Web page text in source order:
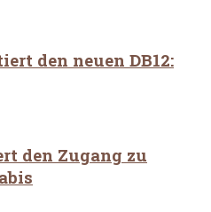
den neuen DB12:
den Zugang zu